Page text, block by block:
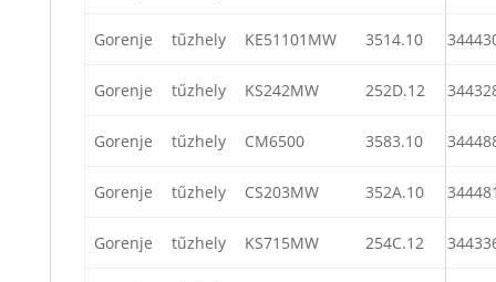
Gorenje tűzhely KE51101MW 3514.10
Gorenje tűzhely KS242MW 252D.12
Gorenje tűzhely CM6500 3583.10
Gorenje tűzhely CS203MW 352A.10
Gorenje tűzhely KS715MW 254C.12